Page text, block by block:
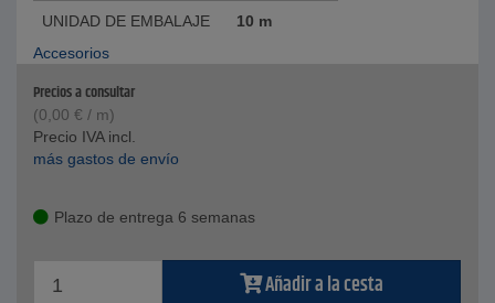
UNIDAD DE EMBALAJE
10 m
Accesorios
Precios a consultar
(0,00 € / m)
Precio IVA incl.
más gastos de envío
Plazo de entrega 6 semanas
Añadir a la cesta